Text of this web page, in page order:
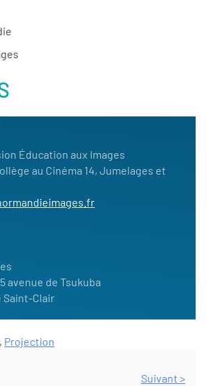
Éducation aux Images
au Cinéma 14, Jumelages et
avenue de Tsukuba
Saint-Clair
, Projection
Suivant >